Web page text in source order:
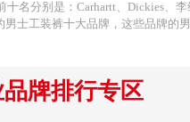
名分别是：Carhartt、Dickies、
士工装裤十大品牌，这些品牌
牌排行专区
仔裤 男士睡袍 男式外套